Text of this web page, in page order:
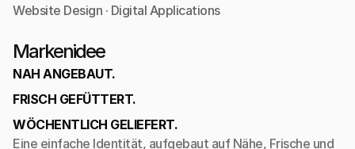
Website Design · Digital Applications
Markenidee
NAH ANGEBAUT.
FRISCH GEFÜTTERT.
WÖCHENTLICH GELIEFERT.
Eine einfache Identität, aufgebaut auf Nähe, Frische und